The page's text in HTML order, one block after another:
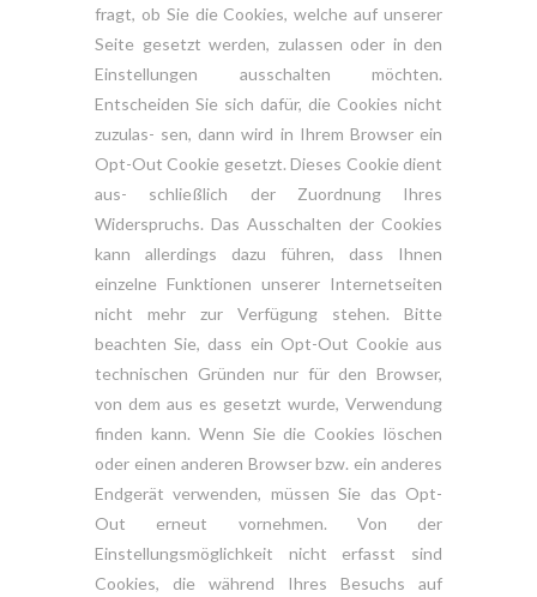
fragt, ob Sie die Cookies, welche auf unserer
Seite gesetzt werden, zulassen oder in den
Einstellungen ausschalten möchten.
Entscheiden Sie sich dafür, die Cookies nicht
zuzulas- sen, dann wird in Ihrem Browser ein
Opt-Out Cookie gesetzt. Dieses Cookie dient
aus- schließlich der Zuordnung Ihres
Widerspruchs. Das Ausschalten der Cookies
kann allerdings dazu führen, dass Ihnen
einzelne Funktionen unserer Internetseiten
nicht mehr zur Verfügung stehen. Bitte
beachten Sie, dass ein Opt-Out Cookie aus
technischen Gründen nur für den Browser,
von dem aus es gesetzt wurde, Verwendung
finden kann. Wenn Sie die Cookies löschen
oder einen anderen Browser bzw. ein anderes
Endgerät verwenden, müssen Sie das Opt-
Out erneut vornehmen. Von der
Einstellungsmöglichkeit nicht erfasst sind
Cookies, die während Ihres Besuchs auf